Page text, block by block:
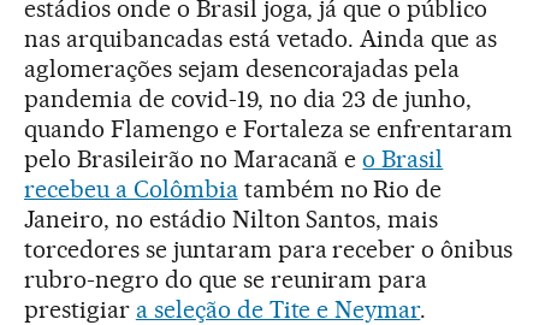
estádios onde o Brasil joga, já que o público
nas arquibancadas está vetado. Ainda que as
aglomerações sejam desencorajadas pela
pandemia de covid-19, no dia 23 de junho,
quando Flamengo e Fortaleza se enfrentaram
pelo Brasileirão no Maracanã eo Brasil
recebeu a Colômbiatambém no Rio de
Janeiro, no estádio Nilton Santos, mais
torcedores se juntaram para receber o ônibus
rubro-negro do que se reuniram para
prestigiar a seleção de Tite e Neymar.